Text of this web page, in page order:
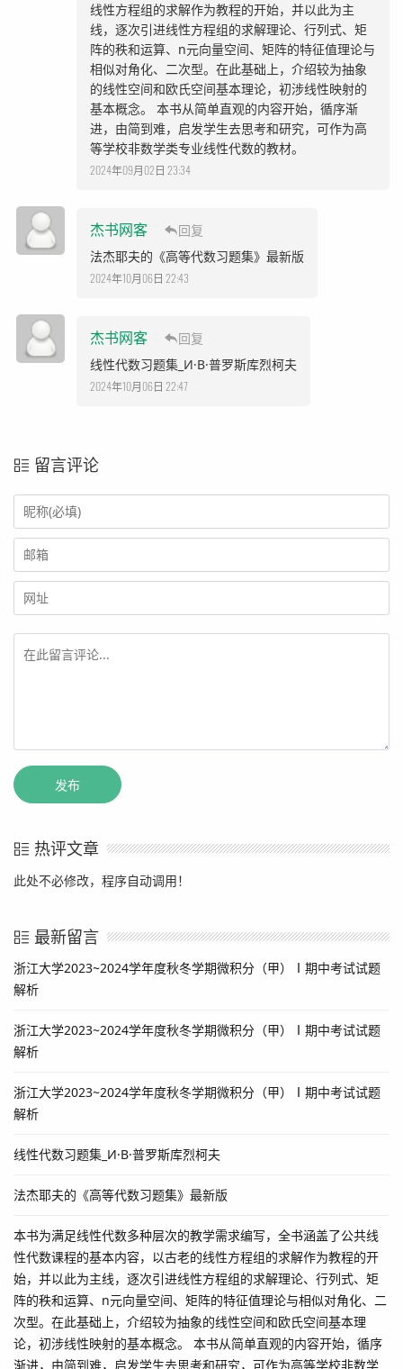
线性方程组的求解作为教程的开始，并以此为主
线，逐次引进线性方程组的求解理论、行列式、矩
阵的秩和运算、n元向量空间、矩阵的特征值理论与
相似对角化、二次型。在此基础上，介绍较为抽象
的线性空间和欧氏空间基本理论，初涉线性映射的
基本概念。 本书从简单直观的内容开始，循序渐
进，由简到难，启发学生去思考和研究，可作为高
等学校非数学类专业线性代数的教材。
2024年09月02日 23:34
杰书网客 回复
法杰耶夫的《高等代数习题集》最新版
2024年10月06日 22:43
杰书网客 回复
线性代数习题集_И·B·普罗斯库烈柯夫
2024年10月06日 22:47
留言评论
热评文章
此处不必修改，程序自动调用！
最新留言
浙江大学2023~2024学年度秋冬学期微积分（甲）Ⅰ期中考试试题
解析
浙江大学2023~2024学年度秋冬学期微积分（甲）Ⅰ期中考试试题
解析
浙江大学2023~2024学年度秋冬学期微积分（甲）Ⅰ期中考试试题
解析
线性代数习题集_И·B·普罗斯库烈柯夫
法杰耶夫的《高等代数习题集》最新版
本书为满足线性代数多种层次的教学需求编写，全书涵盖了公共线
性代数课程的基本内容，以古老的线性方程组的求解作为教程的开
始，并以此为主线，逐次引进线性方程组的求解理论、行列式、矩
阵的秩和运算、n元向量空间、矩阵的特征值理论与相似对角化、二
次型。在此基础上，介绍较为抽象的线性空间和欧氏空间基本理
论，初涉线性映射的基本概念。 本书从简单直观的内容开始，循序
渐进，由简到难，启发学生去思考和研究，可作为高等学校非数学